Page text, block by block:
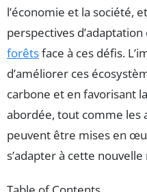
l’économie et la société,
perspectives
forêtsface à ces défis.
d’améliorer ces
carbone et en favorisant
abordée, tout comme les
peuvent être mises en
s’adapter à cette